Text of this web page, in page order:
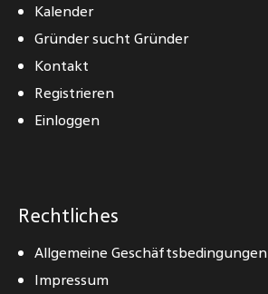
Kalender
Gründer sucht Gründer
Kontakt
Registrieren
Einloggen
Rechtliches
Allgemeine Geschäftsbedingungen
Impressum